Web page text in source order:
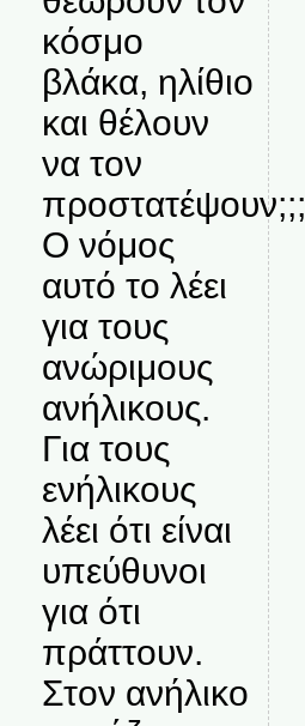
κόσμο
βλάκα, ηλίθιο
και θέλουν
να τον
προστατέψουν;;;
Ο νόμος
αυτό το λέει
για τους
ανώριμους
ανήλικους.
Για τους
ενήλικους
λέει ότι είναι
υπεύθυνοι
για ότι
πράττουν.
Στον ανήλικο